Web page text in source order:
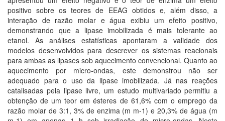
positivo sobre os teores de EEAG obtidos e, além disso, a
interação de razão molar e água exibiu um efeito positivo,
demonstrando que a lipase imobilizada é mais tolerante ao
etanol. As análises estatísticas apontaram a validade dos
modelos desenvolvidos para descrever os sistemas reacionais
para ambas as lipases sob aquecimento convencional. Quanto ao
aquecimento por micro-ondas, este demonstrou não ser
adequado para o uso da lipase imobilizada. Já nas reações
catalisadas pela lipase livre, um estudo multivariado permitiu a
obtenção de um teor em ésteres de 61,6% com o emprego da
razão molar de 3:1, 3% de enzima (m m-1) e 20,3% de água (m